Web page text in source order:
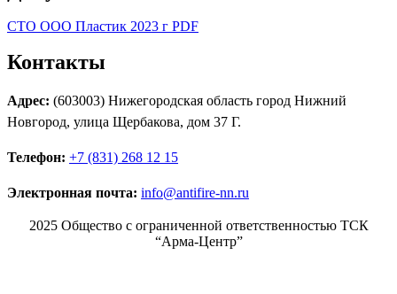
СТО ООО Пластик 2023 г PDF
Контакты
Адрес: (603003) Нижегородская область город Нижний
Новгород, улица Щербакова, дом 37 Г.
Телефон: +7 (831) 268 12 15
Электронная почта: info@antifire-nn.ru
2025 Общество с ограниченной ответственностью ТСК
“Арма-Центр”